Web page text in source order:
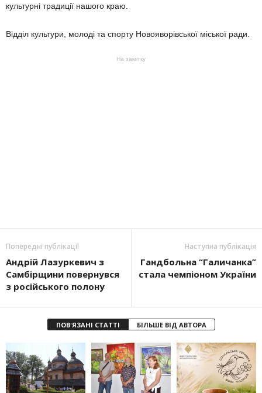
культурні традиції нашого краю.
Відділ культури, молоді та спорту Новояворівської міської ради.
На замітку
Попередні публікації
Андрій Лазуркевич з
Самбірщини повернувся
з російського полону
Наступна публікація
Гандбольна “Галичанка”
стала чемпіоном України
ПОВ'ЯЗАНІ СТАТТІ БІЛЬШЕ ВІД АВТОРА